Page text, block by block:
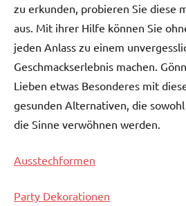
zu erkunden, probieren Sie diese
aus. Mit ihrer Hilfe können Sie
jeden Anlass zu einem
Geschmackserlebnis machen.
Lieben etwas Besonderes mit
gesunden Alternativen, die sowohl
die Sinne verwöhnen werden.
Ausstechformen
Party Dekorationen